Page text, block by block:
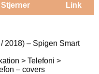
Stjerner Link
2018) – Spigen Smart
> Telefoni >
– covers